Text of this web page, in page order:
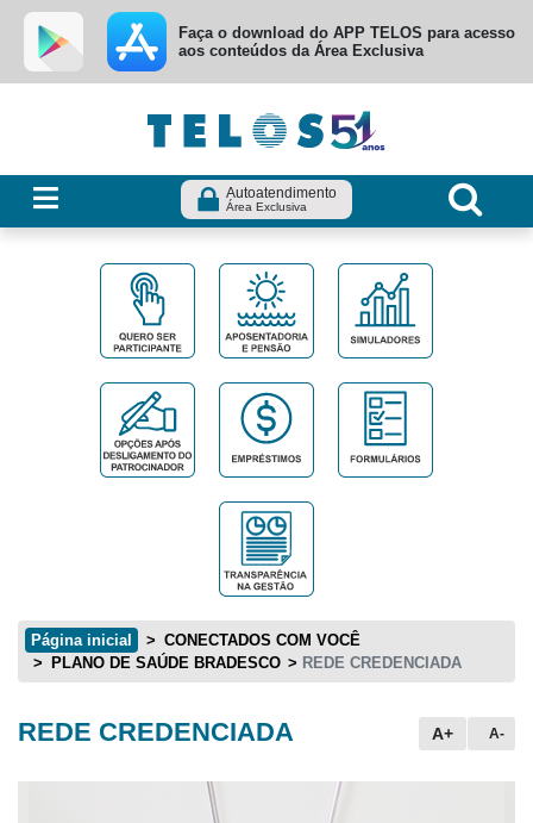
Ir para menu principal
Ir para conteúdo
Ir para busca
Faça o download do APP TELOS para acesso
aos conteúdos da Área Exclusiva
Autoatendimento
Área Exclusiva
Página inicial
CONECTADOS COM VOCÊ
PLANO DE SAÚDE BRADESCO
REDE CREDENCIADA
Conteúdo principal
REDE CREDENCIADA A+ A-